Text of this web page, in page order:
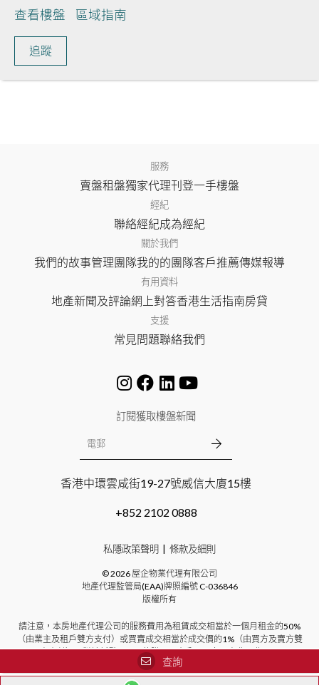
查看樓盤 區域指南
追蹤
服務
賣盤租盤獨家代理刊登一手樓盤
經紀
聯絡經紀成為經紀
關於我們
我們的故事管理團隊我的的團隊客戶推薦傳媒報導
有用資料
地產新聞及評論網上對答香港生活指南房貸
支援
常見問題聯絡我們
訂閱獲取樓盤新聞
香港中環雲咸街19-27號威信大廈15樓
+852 2102 0888
私隱政策聲明 條款及細則
©2026屋企物業代理有限公司
地產代理監管局(EAA)牌照編號C-036846
版權所有
請注意，本房地產代理公司的服務費用為租賃成交相當於一個月租金的50%
（由業主及租戶雙方支付）或買賣成交相當於成交價的1%（由買方及賣方雙
方支付）。對於新發展項目的購買，本公司不向買方收取費用。
查詢